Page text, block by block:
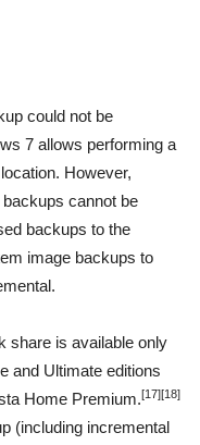
could not be
7 allows performing a
However,
cannot be
backups to the
image backups to
share is available only
and Ultimate editions
Home Premium.[17][18]
(including incremental